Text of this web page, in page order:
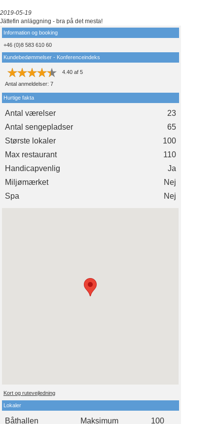
2019-05-19
Jättefin anläggning - bra på det mesta!
Information og booking
+46 (0)8 583 610 60
Kundebedømmelser - Konferenceindeks
4.40 af 5
Antal anmeldelser: 7
Hurtige fakta
Antal værelser
23
Antal sengepladser
65
Største lokaler
100
Max restaurant
110
Handicapvenlig
Ja
Miljømærket
Nej
Spa
Nej
Kort og rutevejledning
Lokaler
Båthallen Maksimum
100